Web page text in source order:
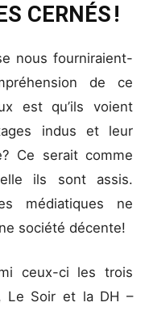
CERNÉS !
nous fourniraient-
de ce
est qu’ils voient
indus et leur
Ce serait comme
ils sont assis.
médiatiques ne
société décente!
ceux-ci les trois
Le Soir et la DH –